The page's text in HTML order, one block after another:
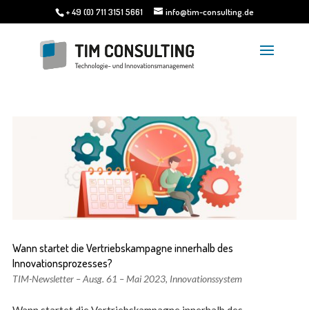
+ 49 (0) 711 3151 5661 info@tim-consulting.de
Wann startet die Vertriebskampagne innerhalb des
Innovationsprozesses?
TIM-Newsletter – Ausg. 61 – Mai 2023, Innovationssystem